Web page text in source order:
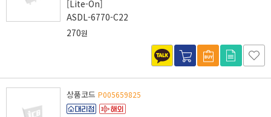
[Lite-On]
ASDL-6770-C22
270원
상품코드 P005659825